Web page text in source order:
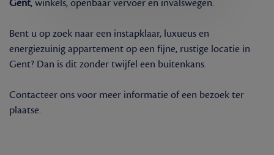
Gent, winkels, openbaar vervoer en invalswegen.
Bent u op zoek naar een instapklaar, luxueus en
energiezuinig appartement op een fijne, rustige locatie in
Gent? Dan is dit zonder twijfel een buitenkans.
Contacteer ons voor meer informatie of een bezoek ter
plaatse.